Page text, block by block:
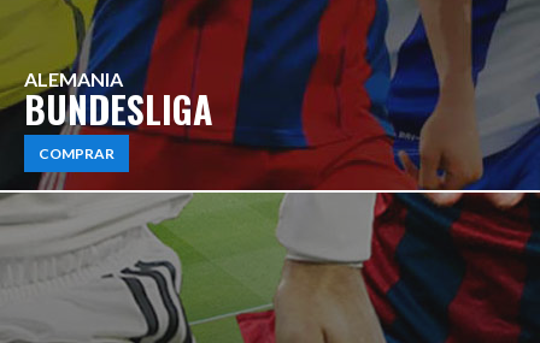
ALEMANIA
BUNDESLIGA
COMPRAR